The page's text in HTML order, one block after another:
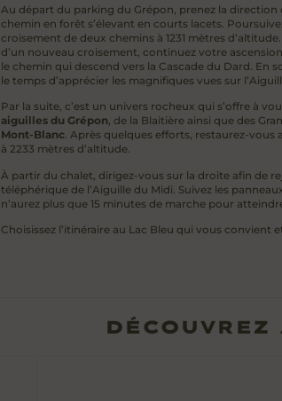
Au départ du parking du Grépon, prenez la direction
chemin en forêt s’élevant en courts lacets.
croisement de deux chemins à 1231 mètres
d’un nouveau croisement, continuez votre
le chemin qui descend vers la Cascade du Dard. En
le temps d’apprécier les magnifiques vues sur
Par la suite, c’est un univers rocheux qui s’offre à
aiguilles du Grépon, de la Blaitière ainsi que des
Mont-Blanc. Après quelques efforts, restaurez-vous
à 2233 mètres d’altitude.
À partir du chalet, dirigez-vous sur la droite afin de
téléphérique de l’Aiguille du Midi. Suivez les
n’aurez plus que 15 minutes de marche pour
Choisissez l’itinéraire au Lac Bleu qui vous convient
DÉCOUVREZ